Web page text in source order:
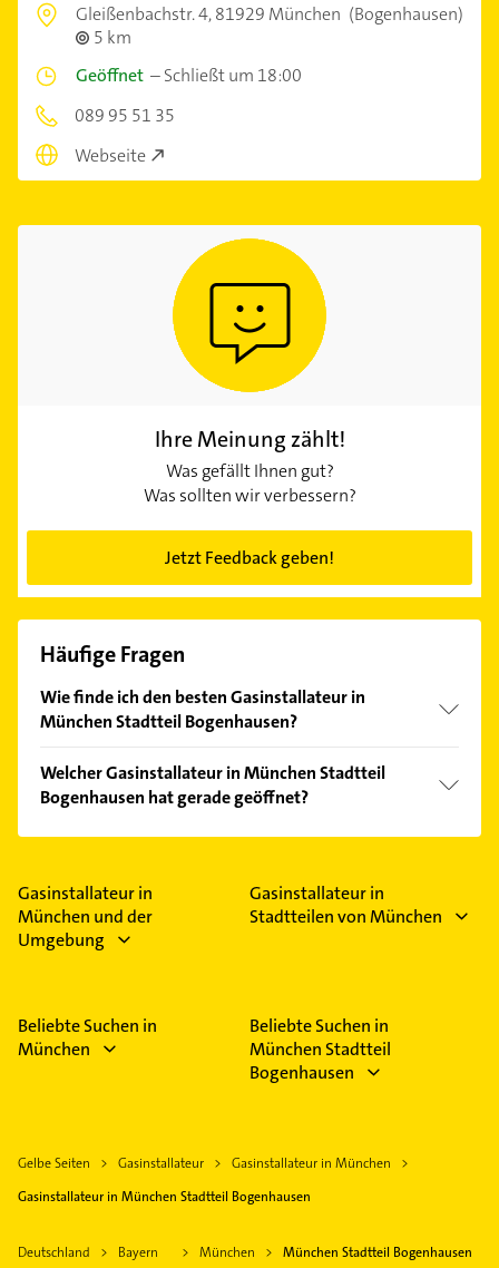
Gleißenbachstr. 4,81929 München (Bogenhausen)
5 km
Geöffnet –Schließt um 18:00
089 95 51 35
Webseite
Ihre Meinung zählt!
Was gefällt Ihnen gut?
Was sollten wir verbessern?
Jetzt Feedback geben!
Häufige Fragen
Wie finde ich den besten Gasinstallateur in
München Stadtteil Bogenhausen?
Kundenmeinungen und profitieren Sie von den
Empfehlungen. Die Suchergebnisse können Sie sich
einfach nachBewertungensortiert anzeigen lassen.
Welcher Gasinstallateur in München Stadtteil
Bogenhausen hat gerade geöffnet?
Im Anbieter-Bereich finden Sie alleÖffnungszeiten.
Feiertagen abweichen können.
Gasinstallateur in
München und der
Umgebung
Gasinstallateur in
Stadtteilen von München
Beliebte Suchen in
München
Beliebte Suchen in
München Stadtteil
Bogenhausen
Gelbe Seiten Gasinstallateur
Gasinstallateur in München
Gasinstallateur in München Stadtteil Bogenhausen
Deutschland Bayern München München Stadtteil Bogenhausen